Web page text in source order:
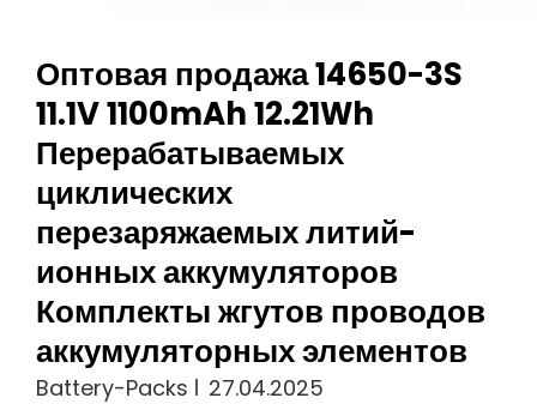
Оптовая продажа 14650-3S
11.1V 1100mAh 12.21Wh
Перерабатываемых
циклических
перезаряжаемых литий-
ионных аккумуляторов
Комплекты жгутов проводов
аккумуляторных элементов
Battery-Packs 27.04.2025